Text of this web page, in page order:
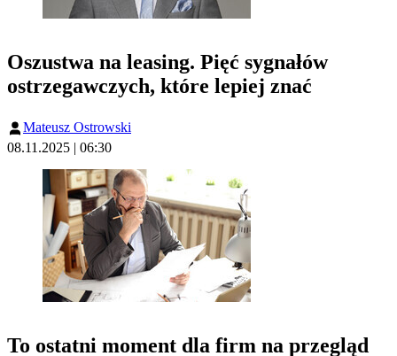
Oszustwa na leasing. Pięć sygnałów
ostrzegawczych, które lepiej znać
Mateusz Ostrowski
08.11.2025 | 06:30
To ostatni moment dla firm na przegląd